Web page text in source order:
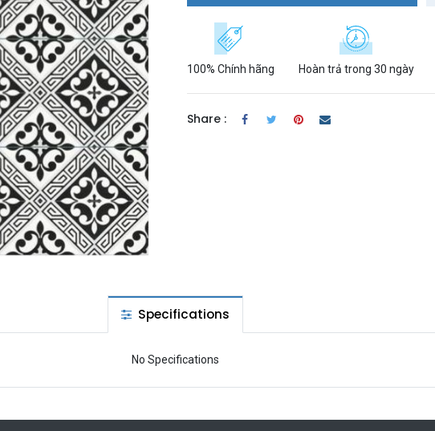
100% Chính hãng Hoàn trả trong 30 ngày
Share :
Specifications
No Specifications